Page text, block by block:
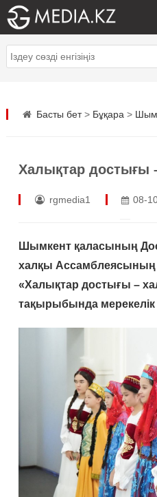
Басты бет> Бұқара >
Халықтар достығы
rgmedia1 08-
Шымкент қаласының
халқы
«Халықтар достығы –
тақырыбында мерекелік